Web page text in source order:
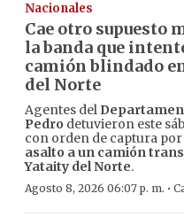
Nacionales
Cae otro supuesto
la banda que
camión blindado
del Norte
Agentes del
Pedro detuvieron este
con orden de captura
asalto a un camión
Yataity del Norte.
Agosto 8, 2026 06:07 p. m. ·